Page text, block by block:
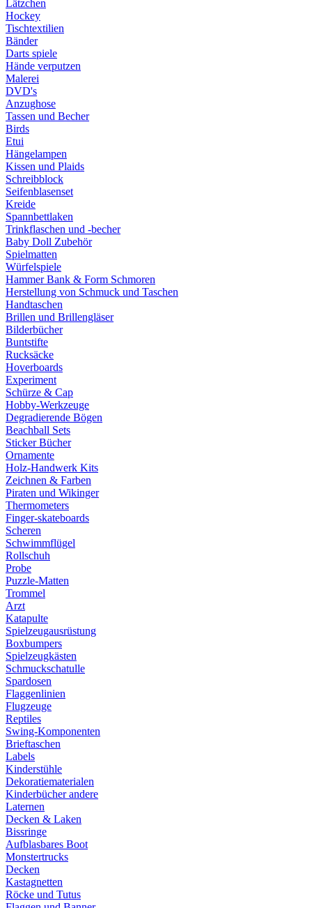
Lätzchen
Hockey
Tischtextilien
Bänder
Darts spiele
Hände verputzen
Malerei
DVD's
Anzughose
Tassen und Becher
Birds
Etui
Hängelampen
Kissen und Plaids
Schreibblock
Seifenblasenset
Kreide
Spannbettlaken
Trinkflaschen und -becher
Baby Doll Zubehör
Spielmatten
Würfelspiele
Hammer Bank & Form Schmoren
Herstellung von Schmuck und Taschen
Handtaschen
Brillen und Brillengläser
Bilderbücher
Buntstifte
Rucksäcke
Hoverboards
Experiment
Schürze & Cap
Hobby-Werkzeuge
Degradierende Bögen
Beachball Sets
Sticker Bücher
Ornamente
Holz-Handwerk Kits
Zeichnen & Farben
Piraten und Wikinger
Thermometers
Finger-skateboards
Scheren
Schwimmflügel
Rollschuh
Probe
Puzzle-Matten
Trommel
Arzt
Katapulte
Spielzeugausrüstung
Boxbumpers
Spielzeugkästen
Schmuckschatulle
Spardosen
Flaggenlinien
Flugzeuge
Reptiles
Swing-Komponenten
Brieftaschen
Labels
Kinderstühle
Dekoratiematerialen
Kinderbücher andere
Laternen
Decken & Laken
Bissringe
Aufblasbares Boot
Monstertrucks
Decken
Kastagnetten
Röcke und Tutus